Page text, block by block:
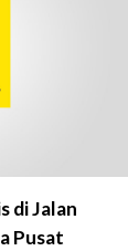
di Jalan
Pusat